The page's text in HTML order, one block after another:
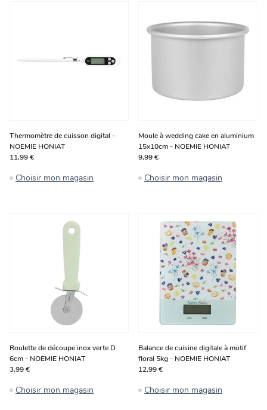
Thermomètre de cuisson digital -
NOEMIE HONIAT
11,99 €
Choisir mon magasin
Moule à wedding cake en aluminium
15x10cm - NOEMIE HONIAT
9,99 €
Choisir mon magasin
Roulette de découpe inox verte D
6cm - NOEMIE HONIAT
3,99 €
Choisir mon magasin
Balance de cuisine digitale à motif
floral 5kg - NOEMIE HONIAT
12,99 €
Choisir mon magasin